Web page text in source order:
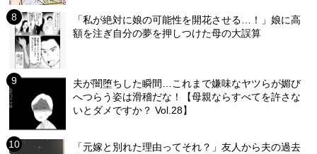
「私が絶対に娘の可能性を開花させる…！」娘に高
額を注ぎ自分の夢を押しつけた母の大誤算
夫が闇堕ちした瞬間…これまで嫌味なヤツらが媚び
へつらう姿は滑稽だな！【母親ならすべてを許さな
いとダメですか？ Vol.28】
「元嫁と別れた理由ってそれ？」友人から夫の過去